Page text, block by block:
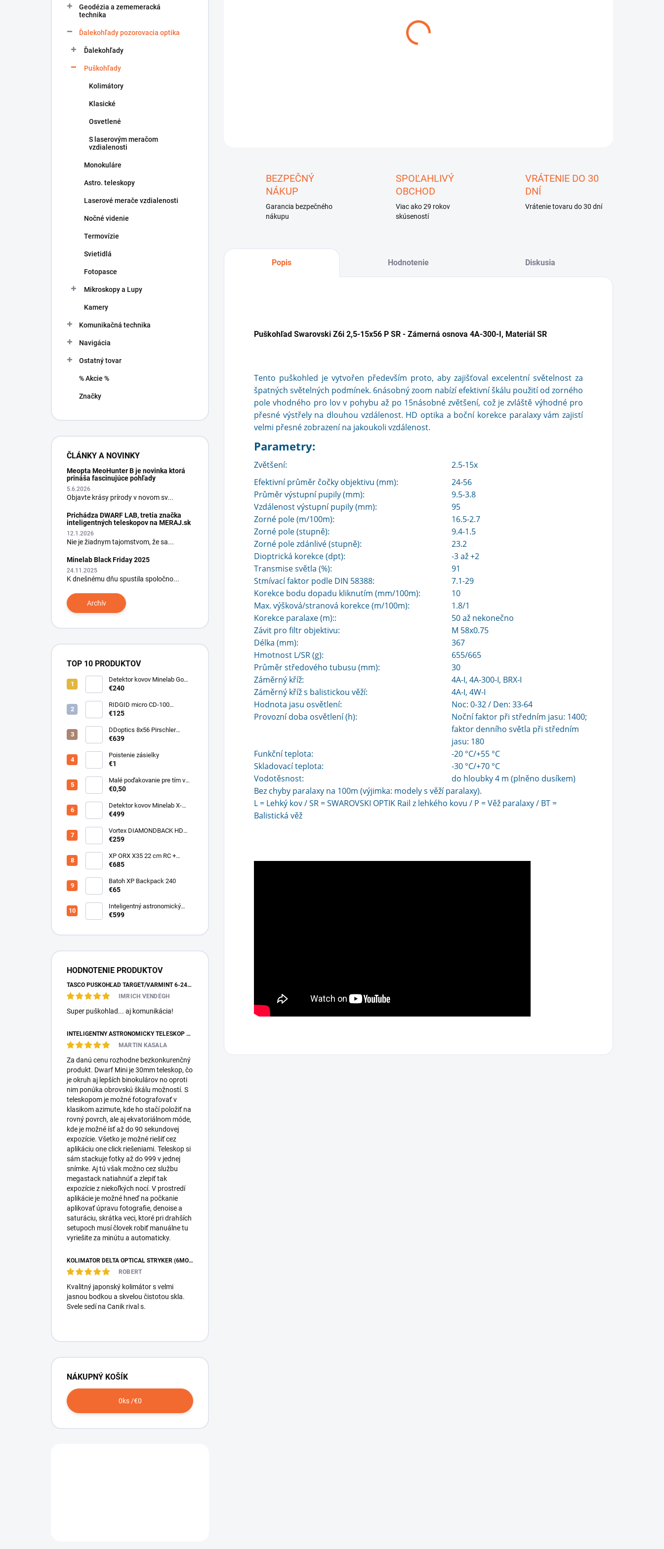
Geodézia a zememeracká
technika
Ďalekohľady pozorovacia optika
Ďalekohľady
Puškohľady
Kolimátory
Klasické
Osvetlené
S laserovým meračom
vzdialenosti
Monokuláre
Astro. teleskopy
Laserové merače vzdialenosti
Nočné videnie
Termovízie
Svietidlá
Fotopasce
Mikroskopy a Lupy
Kamery
Komunikačná technika
Navigácia
Ostatný tovar
% Akcie %
Značky
ČLÁNKY A NOVINKY
Meopta MeoHunter B je novinka ktorá
prináša fascinujúce pohľady
5.6.2026
Objavte krásy prírody v novom sv...
Prichádza DWARF LAB, tretia značka
inteligentných teleskopov na MERAJ.sk
12.1.2026
Nie je žiadnym tajomstvom, že sa...
Minelab Black Friday 2025
24.11.2025
K dnešnému dňu spustila spoločno...
Archív
TOP 10 PRODUKTOV
Detektor kovov Minelab Go
Find 66
€240
RIDGID micro CD-100
Detektor horľavých plynov
€125
DDoptics 8x56 Pirschler
Gen.3 Magnesium zelený
€639
Poistenie zásielky
€1
Malé poďakovanie pre tím v
sklade
€0,50
Detektor kovov Minelab X-
Terra ELITE pinpoiter set
€499
Vortex DIAMONDBACK HD
10X50
€259
XP ORX X35 22 cm RC +
bezdrôtové slúchadlá
€685
Batoh XP Backpack 240
€65
Inteligentný astronomický
teleskop DwarfLab Dwarf III
€599
HODNOTENIE PRODUKTOV
TASCO PUŠKOHĽAD TARGET/VARMINT 6-24X42 MILDOT
IMRICH VENDÉGH
Super puškohlad... aj komunikácia!
INTELIGENTNÝ ASTRONOMICKÝ TELESKOP DWARFLAB DWARF MINI
MARTIN KASALA
Za danú cenu rozhodne bezkonkurenčný
produkt. Dwarf Mini je 30mm teleskop, čo
je okruh aj lepších binokulárov no oproti
nim ponúka obrovskú škálu možností. S
teleskopom je možné fotografovať v
klasikom azimute, kde ho stačí položiť na
rovný povrch, ale aj ekvatoriálnom móde,
kde je možné ísť až do 90 sekundovej
expozície. Všetko je možné riešiť cez
aplikáciu one click riešeniami. Teleskop si
sám stackuje fotky až do 999 v jednej
snímke. Aj tú však možno cez službu
megastack natiahnúť a zlepiť tak
expozície z niekoľkých nocí. V prostredí
aplikácie je možné hneď na počkanie
aplikovať úpravu fotografie, denoise a
saturáciu, skrátka veci, ktoré pri drahších
setupoch musí človek robiť manuálne tu
vyriešite za minútu a automaticky.
KOLIMÁTOR DELTA OPTICAL STRYKER (6MOA)
ROBERT
Kvalitný japonský kolimátor s velmi
jasnou bodkou a skvelou čistotou skla.
Svele sedí na Canik rival s.
NÁKUPNÝ KOŠÍK
0ks /€0
BEZPEČNÝ
NÁKUP
Garancia bezpečného
nákupu
SPOĽAHLIVÝ
OBCHOD
Viac ako 29 rokov
skúseností
VRÁTENIE DO 30
DNÍ
Vrátenie tovaru do 30 dní
Popis Hodnotenie Diskusia
Puškohľad Swarovski Z6i 2,5-15x56 P SR - Zámerná osnova 4A-300-I, Materiál SR
Tento puškohled je vytvořen především proto, aby zajišťoval excelentní světelnost za
špatných světelných podmínek. 6násobný zoom nabízí efektivní škálu použití od zorného
pole vhodného pro lov v pohybu až po 15násobné zvětšení, což je zvláště výhodné pro
přesné výstřely na dlouhou vzdálenost. HD optika a boční korekce paralaxy vám zajistí
velmi přesné zobrazení na jakoukoli vzdálenost.
Parametry:
Zvětšení:
2.5-15x
Efektivní průměr čočky objektivu (mm):
24-56
Průměr výstupní pupily (mm):
9.5-3.8
Vzdálenost výstupní pupily (mm):
95
Zorné pole (m/100m):
16.5-2.7
Zorné pole (stupně):
9.4-1.5
Zorné pole zdánlivé (stupně):
23.2
Dioptrická korekce (dpt):
-3 až +2
Transmise světla (%):
91
Stmívací faktor podle DIN 58388:
7.1-29
Korekce bodu dopadu kliknutím (mm/100m):
10
Max. výšková/stranová korekce (m/100m):
1.8/1
Korekce paralaxe (m)::
50 až nekonečno
Závit pro filtr objektivu:
M 58x0.75
Délka (mm):
367
Hmotnost L/SR (g):
655/665
Průměr středového tubusu (mm):
30
Záměrný kříž:
4A-I, 4A-300-I, BRX-I
Záměrný kříž s balistickou věží:
4A-I, 4W-I
Hodnota jasu osvětlení:
Noc: 0-32 / Den: 33-64
Provozní doba osvětlení (h):
Noční faktor při středním jasu: 1400;
faktor denního světla při středním
jasu: 180
Funkční teplota:
-20 °C/+55 °C
Skladovací teplota:
-30 °C/+70 °C
Vodotěsnost:
do hloubky 4 m (plněno dusíkem)
Bez chyby paralaxy na 100m (výjimka: modely s věží paralaxy).
L = Lehký kov / SR = SWAROVSKI OPTIK Rail z lehkého kovu / P = Věž paralaxy / BT =
Balistická věž